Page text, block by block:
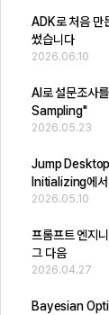
ADK로 처음 만
썼습니다
2026.06.10
AI로 설문조사
Sampling"
2026.05.23
Jump
Initializing에서
2026.05.10
프롬프트 엔지
그 다음
2026.04.27
Bayesian